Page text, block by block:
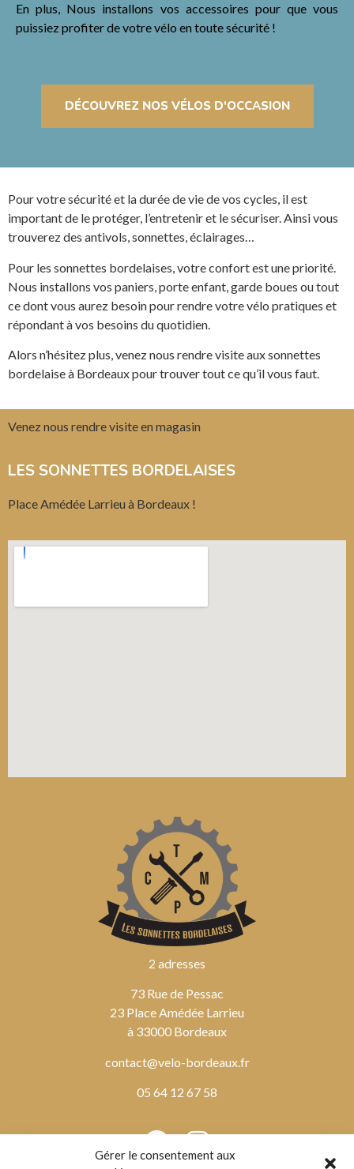
Gérer le consentement aux
En plus, Nous installons vos accessoires pour que vous
puissiez profiter de votre vélo en toute sécurité !
DÉCOUVREZ NOS VÉLOS D'OCCASION
Pour votre sécurité et la durée de vie de vos cycles, il est
important de le protéger, l’entretenir et le sécuriser. Ainsi vous
trouverez des antivols, sonnettes, éclairages…
Pour les sonnettes bordelaises, votre confort est une priorité.
Nous installons vos paniers, porte enfant, garde boues ou tout
ce dont vous aurez besoin pour rendre votre vélo pratiques et
répondant à vos besoins du quotidien.
Alors n’hésitez plus, venez nous rendre visite aux sonnettes
bordelaise à Bordeaux pour trouver tout ce qu’il vous faut.
Venez nous rendre visite en magasin
LES SONNETTES BORDELAISES
Place Amédée Larrieu à Bordeaux !
2 adresses
73 Rue de Pessac
23 Place Amédée Larrieu
à 33000 Bordeaux
contact@velo-bordeaux.fr
05 64 12 67 58